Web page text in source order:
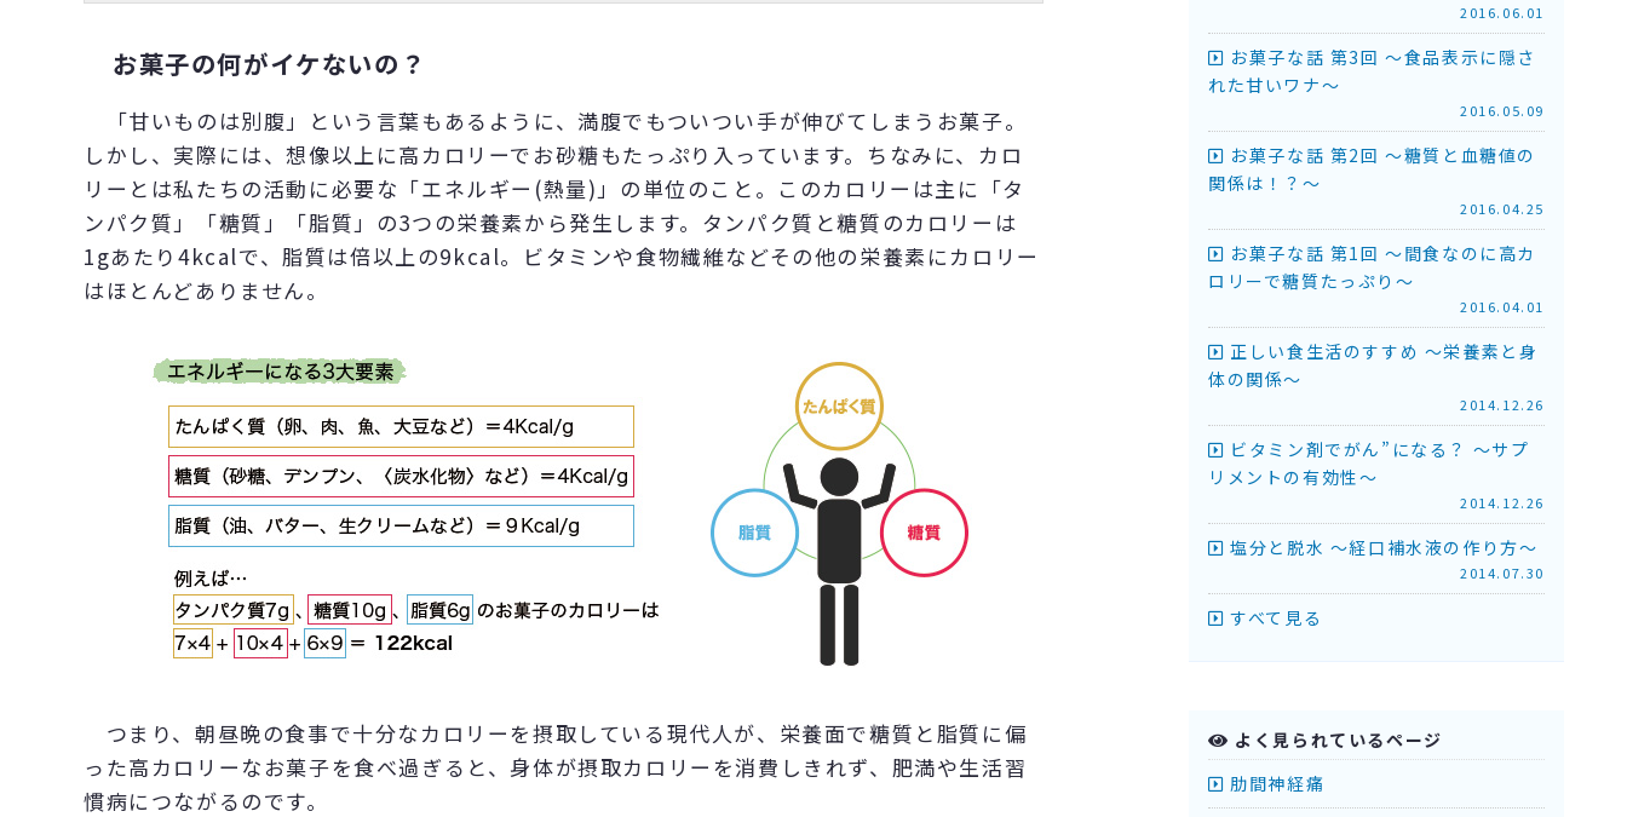
お菓子の何がイケないの？
「甘いものは別腹」という言葉もあるように、満腹でもついつい手が伸びてしまうお菓子。
しかし、実際には、想像以上に高カロリーでお砂糖もたっぷり入っています。ちなみに、カロ
リーとは私たちの活動に必要な「エネルギー(熱量)」の単位のこと。このカロリーは主に「タ
ンパク質」「糖質」「脂質」の3つの栄養素から発生します。タンパク質と糖質のカロリーは
1gあたり4kcalで、脂質は倍以上の9kcal。ビタミンや食物繊維などその他の栄養素にカロリー
はほとんどありません。
つまり、朝昼晩の食事で十分なカロリーを摂取している現代人が、栄養面で糖質と脂質に偏
った高カロリーなお菓子を食べ過ぎると、身体が摂取カロリーを消費しきれず、肥満や生活習
慣病につながるのです。
2016.06.01
お菓子な話 第3回 ～食品表示に隠さ
れた甘いワナ～
2016.05.09
お菓子な話 第2回 ～糖質と血糖値の
関係は！？～
2016.04.25
お菓子な話 第1回 ～間食なのに高カ
ロリーで糖質たっぷり～
2016.04.01
正しい食生活のすすめ ～栄養素と身
体の関係～
2014.12.26
ビタミン剤でがん”になる？ ～サプ
リメントの有効性～
2014.12.26
塩分と脱水 ～経口補水液の作り方～
2014.07.30
すべて見る
よく見られているページ
肋間神経痛